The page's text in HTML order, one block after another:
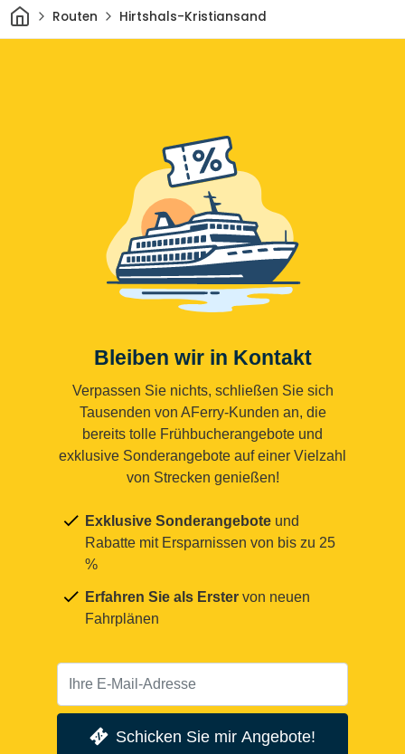
HeimRouten Hirtshals-Kristiansand
Bleiben wir in Kontakt
Verpassen Sie nichts, schließen Sie sich
Tausenden von AFerry-Kunden an, die
bereits tolle Frühbucherangebote und
exklusive Sonderangebote auf einer Vielzahl
von Strecken genießen!
Exklusive Sonderangebote und
Rabatte mit Ersparnissen von bis zu 25
%
Erfahren Sie als Erster von neuen
Fahrplänen
Schicken Sie mir Angebote!